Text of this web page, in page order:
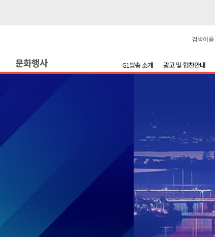
문화행사 G1방송 소개 광고 및 협찬안내